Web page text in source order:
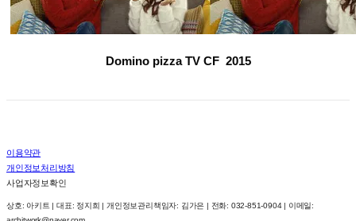
Domino pizza TV CF2015
이용약관
개인정보처리방침
사업자정보확인
상호: 아키트 | 대표: 정지희 | 개인정보관리책임자: 김가은 | 전화: 032-851-0904 | 이메일: